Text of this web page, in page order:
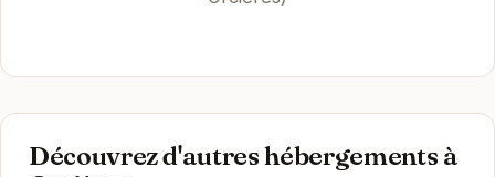
Découvrez d'autres hébergements à